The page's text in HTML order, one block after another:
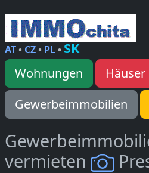
AT• CZ• PL• SK
Wohnungen Häuser
Gewerbeimmobilien
vermieten